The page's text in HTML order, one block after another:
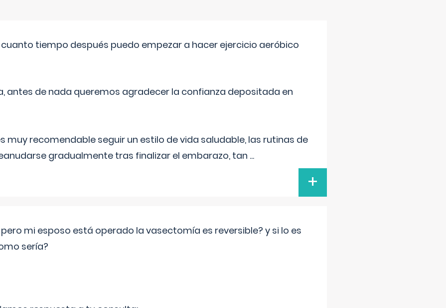
tiempo después puedo empezar a hacer ejercicio aeróbico
antes de nada queremos agradecer la confianza depositada en
muy recomendable seguir un estilo de vida saludable, las rutinas de
gradualmente tras finalizar el embarazo, tan ...
+
mi esposo está operado la vasectomía es reversible? y si lo es
sería?